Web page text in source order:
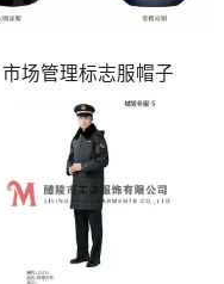
市场管理标志服帽子